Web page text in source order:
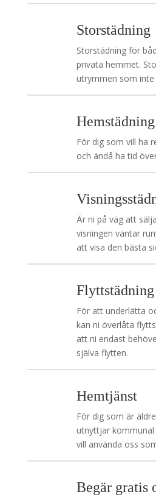
Storstädning
Storstädning för
privata hemmet.
utrymmen som inte
Hemstädning
För dig som vill ha
och ändå ha tid
Är ni på väg att
visningen väntar
att visa den bästa
Flyttstädning
För att underlätta
kan ni överlåta
att ni endast
själva flytten.
Hemtjänst
För dig som är
utnyttjar
vill använda oss
Begär gratis